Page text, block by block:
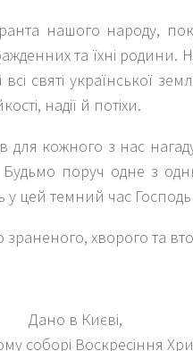
нашого народу,
та їхні родини.
святі української
надії й потіхи.
кожного з нас
Будьмо поруч одне з
у цей темний час
хворого та
Дано в Києві,
соборі Воскресіння